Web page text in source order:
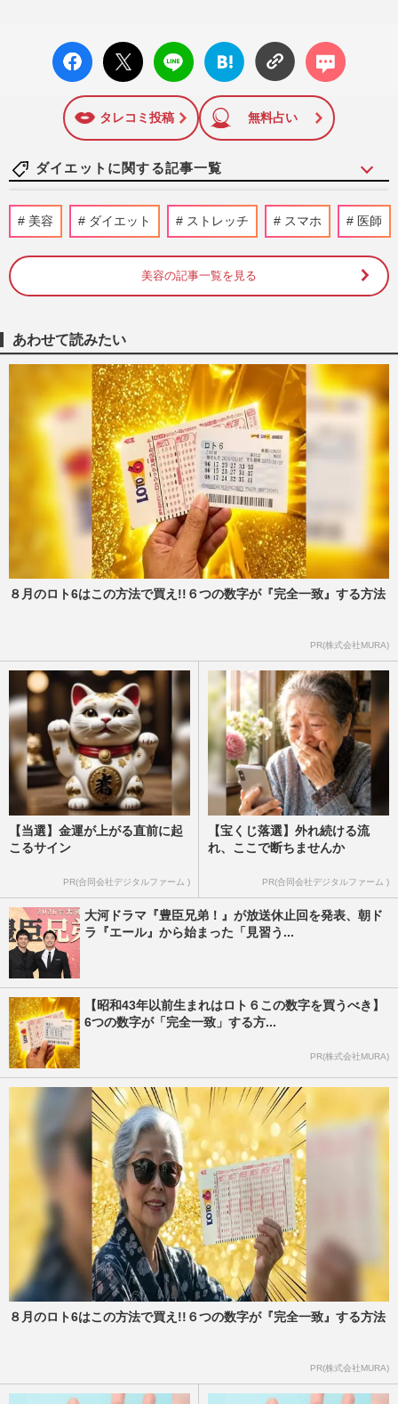
facebo
ok い
X ポス
ト
LINE
はてな
ブック
に追加
コメン
ト
タレコミ投稿 無料占い
ダイエットに関する記事一覧
『有吉クイズ』出演の高橋真麻、“げっそ
り両腕”で心配された体重増減、高橋秀樹
週刊女性PRIME 2026/8/4
習慣が美と健康をサポート「よりリラック
スできる」“4つのメリッ…
週刊女性2026年6月30日号 2026/6/20
NHK『トリセツショー』で話題「疲れの
原因は隠れ貧血かも」疲労を溜めない鉄＆
たんぱく質“レシピ5選”
週刊女性2026年5月12日・19日号
川口春奈、主演映画でがん患者役を演じ2
か月で10kgダイエットは女優魂か危険行
為か、医師は「生命の危機に…
週刊女性2026年5月12日・19日号 2026/4/29
【せいろダイエット】たんぽぽ・川村エミ
OLが教える“簡単レシピ”…
週刊女性2026年4月21日号 2026/4/26
美容 ダイエット ストレッチ スマホ 医師
美容の記事一覧を見る
あわせて読みたい
８月のロト6はこの方法で買え!!６つの数字が『完全一致』する方法
PR(株式会社MURA)
【当選】金運が上がる直前に起
こるサイン
PR(合同会社デジタルファーム )
【宝くじ落選】外れ続ける流
れ、ここで断ちませんか
PR(合同会社デジタルファーム )
大河ドラマ『豊臣兄弟！』が放送休止回を発表、朝ド
ラ『エール』から始まった「見習う...
【昭和43年以前生まれはロト６この数字を買うべき】
6つの数字が「完全一致」する方...
PR(株式会社MURA)
８月のロト6はこの方法で買え!!６つの数字が『完全一致』する方法
PR(株式会社MURA)